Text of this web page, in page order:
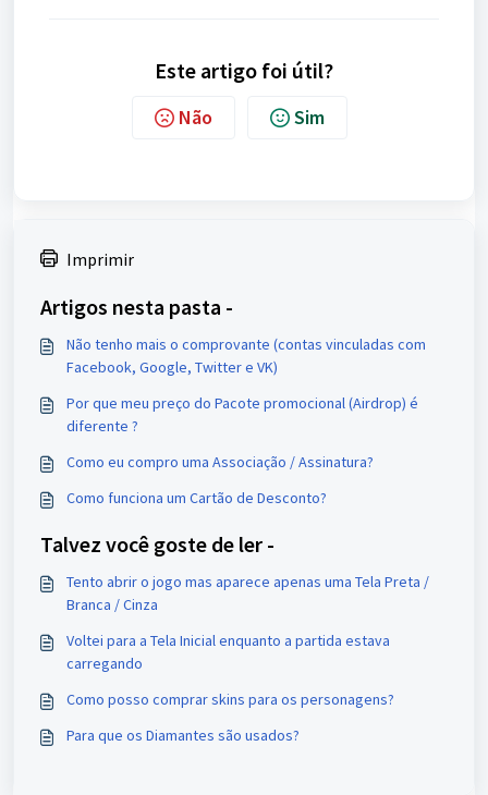
Este artigo foi útil?
Não Sim
Imprimir
Artigos nesta pasta -
Não tenho mais o comprovante (contas vinculadas com
Facebook, Google, Twitter e VK)
Por que meu preço do Pacote promocional (Airdrop) é
diferente ?
Como eu compro uma Associação / Assinatura?
Como funciona um Cartão de Desconto?
Talvez você goste de ler -
Tento abrir o jogo mas aparece apenas uma Tela Preta /
Branca / Cinza
Voltei para a Tela Inicial enquanto a partida estava
carregando
Como posso comprar skins para os personagens?
Para que os Diamantes são usados?